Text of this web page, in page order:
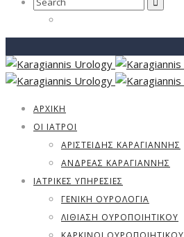
ΑΡΧΙΚΗ
ΟΙ ΙΑΤΡΟΙ
ΑΡΙΣΤΕΊΔΗΣ ΚΑΡΑΓΙΆΝΝΗΣ
ΑΝΔΡΈΑΣ ΚΑΡΑΓΙΆΝΝΗΣ
ΙΑΤΡΙΚΈΣ ΥΠΗΡΕΣΊΕΣ
ΓΕΝΙΚΉ ΟΥΡΟΛΟΓΊΑ
ΛΙΘΊΑΣΗ ΟΥΡΟΠΟΙΗΤΙΚΟΎ